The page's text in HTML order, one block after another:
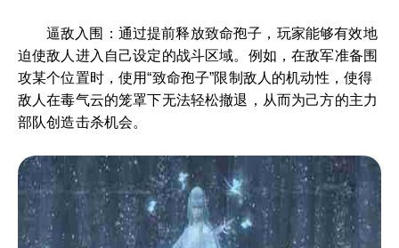
逼敌入围：通过提前释放致命孢子，玩家能够有效地
迫使敌人进入自己设定的战斗区域。例如，在敌军准备围
攻某个位置时，使用“致命孢子”限制敌人的机动性，使得
敌人在毒气云的笼罩下无法轻松撤退，从而为己方的主力
部队创造击杀机会。